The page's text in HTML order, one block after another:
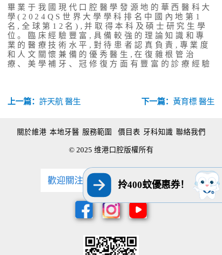
畢業于我國現代口腔醫學發源地的華西醫科大
學(2024QS世界大學學科排名中國內地第1
名,全球第12名),并取得本科及碩士研究生學
位。臨床經驗豐富,具備較強的理論知識和專
業的醫療技術水平,對待患者認真負責,專業度
和人文關懷兼備的優秀醫生,在復雜根管治
療、美學補牙、冠修復方面有豐富的診療經驗
上一篇： 許天航 醫生 下一篇： 黃育標 醫生
關於維港 本地牙醫 服務範圍 價目表 牙科知識 聯絡我們
© 2025 维港口腔版權所有
歡迎關注維港口腔 獲取最新優惠
拎400蚊優惠券！